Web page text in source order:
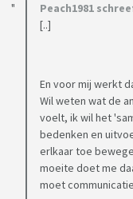
Peach1981
[..]
En voor mij werkt
Wil weten wat de
voelt, ik wil het
bedenken en
erlkaar toe
moeite doet me
moet